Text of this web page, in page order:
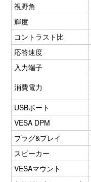
視野角
輝度
コントラスト比
応答速度
入力端子
消費電力
USBポート
VESA DPM
プラグ&プレイ
スピーカー
VESAマウント